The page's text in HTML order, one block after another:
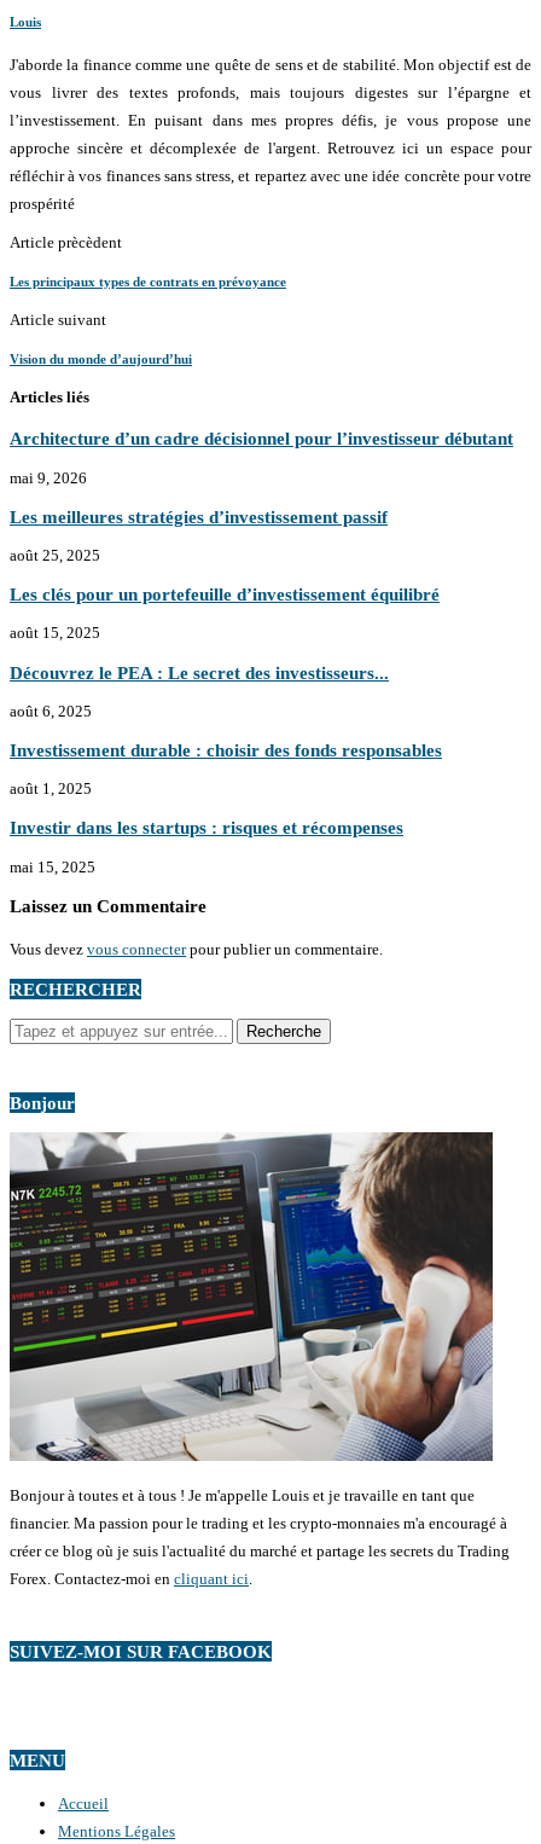
Louis
J'aborde la finance comme une quête de sens et de stabilité. Mon objectif est de
vous livrer des textes profonds, mais toujours digestes sur l’épargne et
l’investissement. En puisant dans mes propres défis, je vous propose une
approche sincère et décomplexée de l'argent. Retrouvez ici un espace pour
réfléchir à vos finances sans stress, et repartez avec une idée concrète pour votre
prospérité
Article prècèdent
Les principaux types de contrats en prévoyance
Article suivant
Vision du monde d’aujourd’hui
Articles liés
Architecture d’un cadre décisionnel pour l’investisseur débutant
mai 9, 2026
Les meilleures stratégies d’investissement passif
août 25, 2025
Les clés pour un portefeuille d’investissement équilibré
août 15, 2025
Découvrez le PEA : Le secret des investisseurs...
août 6, 2025
Investissement durable : choisir des fonds responsables
août 1, 2025
Investir dans les startups : risques et récompenses
mai 15, 2025
Laissez un Commentaire
Vous devez vous connecterpour publier un commentaire.
RECHERCHER
Bonjour
Bonjour à toutes et à tous ! Je m'appelle Louis et je travaille en tant que
financier. Ma passion pour le trading et les crypto-monnaies m'a encouragé à
créer ce blog où je suis l'actualité du marché et partage les secrets du Trading
Forex. Contactez-moi en cliquant ici.
SUIVEZ-MOI SUR FACEBOOK
MENU
Accueil
Mentions Légales